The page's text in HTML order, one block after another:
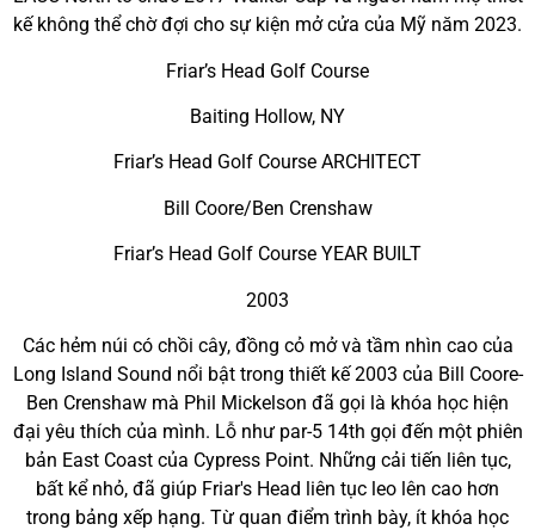
kế không thể chờ đợi cho sự kiện mở cửa của Mỹ năm 2023.
Friar’s Head Golf Course
Baiting Hollow, NY
Friar’s Head Golf Course ARCHITECT
Bill Coore/Ben Crenshaw
Friar’s Head Golf Course YEAR BUILT
2003
Các hẻm núi có chồi cây, đồng cỏ mở và tầm nhìn cao của
Long Island Sound nổi bật trong thiết kế 2003 của Bill Coore-
Ben Crenshaw mà Phil Mickelson đã gọi là khóa học hiện
đại yêu thích của mình. Lỗ như par-5 14th gọi đến một phiên
bản East Coast của Cypress Point. Những cải tiến liên tục,
bất kể nhỏ, đã giúp Friar's Head liên tục leo lên cao hơn
trong bảng xếp hạng. Từ quan điểm trình bày, ít khóa học